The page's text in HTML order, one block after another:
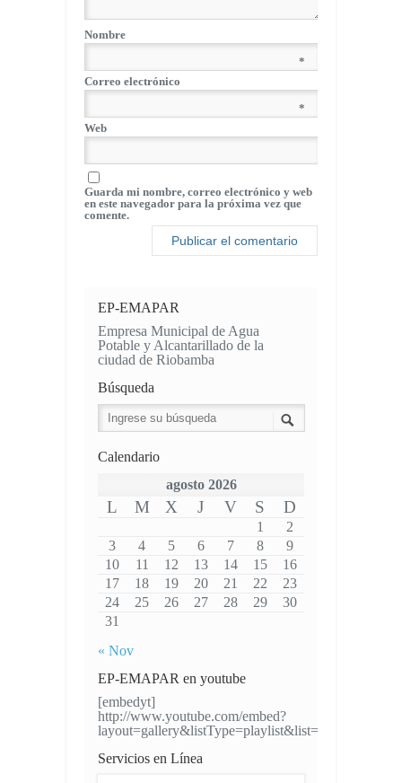
Nombre
*
Correo electrónico
*
Web
Guarda mi nombre, correo electrónico y web
en este navegador para la próxima vez que
comente.
EP-EMAPAR
Empresa Municipal de Agua
Potable y Alcantarillado de la
ciudad de Riobamba
Búsqueda
Calendario
agosto 2026
L M X J V S D
1
2
3
4 5 6 7 8
9
10
11 12 13 14 15
16
17
18 19 20 21 22
23
24
25 26 27 28 29
30
31
« Nov
EP-EMAPAR en youtube
[embedyt]
http://www.youtube.com/embed?
Servicios en Línea